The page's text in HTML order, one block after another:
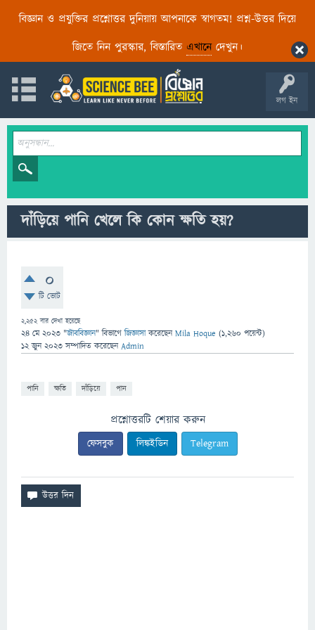
বিজ্ঞান ও প্রযুক্তির প্রশ্নোত্তর দুনিয়ায় আপনাকে স্বাগতম! প্রশ্ন-উত্তর দিয়ে
জিতে নিন পুরস্কার, বিস্তারিত এখানেদেখুন।
লগ ইন
দাঁড়িয়ে পানি খেলে কি কোন ক্ষতি হয়?
0
টি ভোট
2,252বার দেখা হয়েছে
24 মে 2023 "জীববিজ্ঞান" বিভাগে জিজ্ঞাসাকরেছেনMila Hoque (1,260 পয়েন্ট)
12 জুন 2023 সম্পাদিত করেছেনAdmin
পানি ক্ষতি দাঁড়িয়ে পান
প্রশ্নোত্তরটি শেয়ার করুন
ফেসবুক লিঙ্কইডিন Telegram